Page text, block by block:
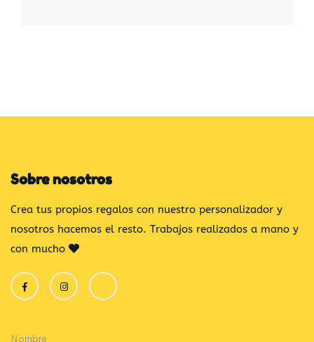
Sobre nosotros
Crea tus propios regalos con nuestro personalizador y
nosotros hacemos el resto. Trabajos realizados a mano y
con mucho
Nombre